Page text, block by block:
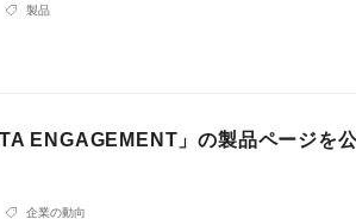
製品
ENGAGEMENT」の製品ページを
企業の動向